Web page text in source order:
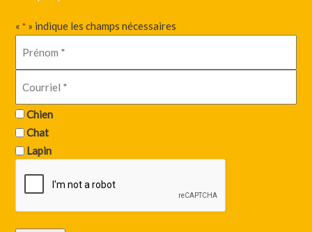
«* » indique les champs nécessaires
Chien
Chat
Lapin